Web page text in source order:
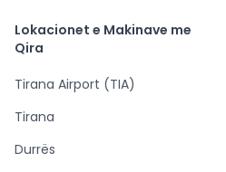
Lokacionet e Makinave me
Qira
Tirana Airport (TIA)
Tirana
Durrës